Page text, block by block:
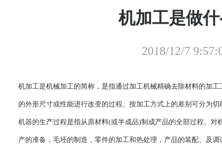
机加工是做
2018/12/7
机加工是机械加工的简称，是指通过加工机械精确去除材料的加
的外形尺寸或性能进行改变的过程。按加工方式上的差别可分为
机器的生产过程是指从原材料(或半成品)制成产品的全部过程。对
产的准备，毛坯的制造，零件的加工和热处理，产品的装配、及